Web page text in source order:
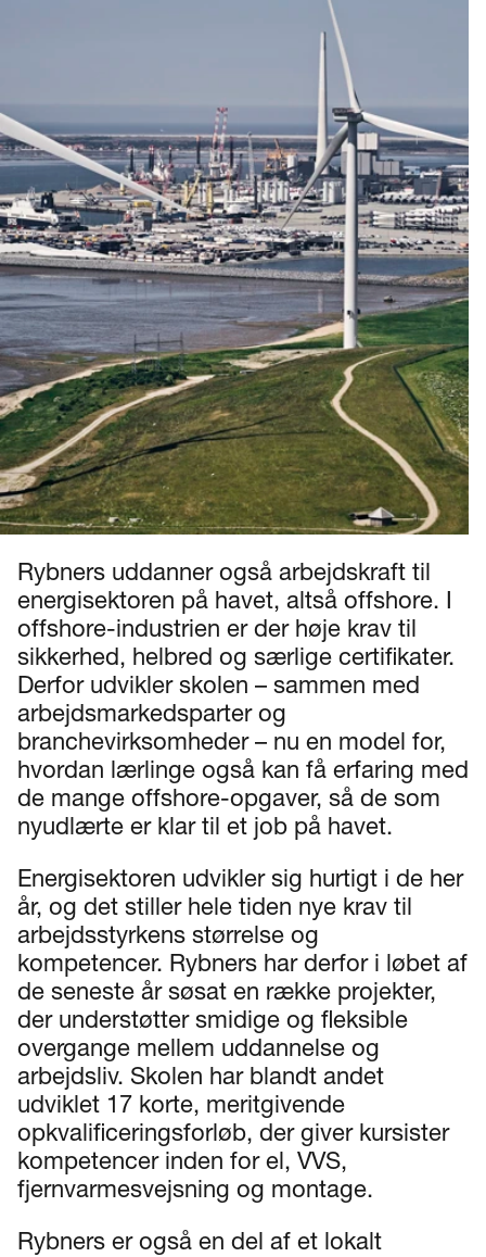
Rybners uddanner også arbejdskraft til
energisektoren på havet, altså offshore. I
offshore-industrien er der høje krav til
sikkerhed, helbred og særlige certifikater.
Derfor udvikler skolen – sammen med
arbejdsmarkedsparter og
branchevirksomheder – nu en model for,
hvordan lærlinge også kan få erfaring med
de mange offshore-opgaver, så de som
nyudlærte er klar til et job på havet.
Energisektoren udvikler sig hurtigt i de her
år, og det stiller hele tiden nye krav til
arbejdsstyrkens størrelse og
kompetencer. Rybners har derfor i løbet af
de seneste år søsat en række projekter,
der understøtter smidige og fleksible
overgange mellem uddannelse og
arbejdsliv. Skolen har blandt andet
udviklet 17 korte, meritgivende
opkvalificeringsforløb, der giver kursister
kompetencer inden for el, VVS,
fjernvarmesvejsning og montage.
Rybners er også en del af et lokalt